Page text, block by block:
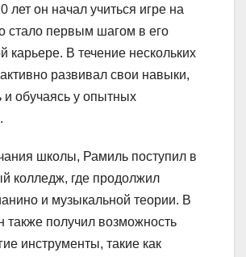
лет он начал учиться игре на
стало первым шагом в его
карьере. В течение нескольких
развивал свои навыки,
и обучаясь у опытных
школы, Рамиль поступил в
колледж, где продолжил
и музыкальной теории. В
также получил возможность
инструменты, такие как